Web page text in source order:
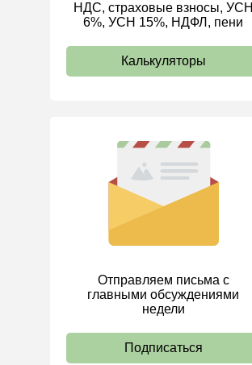
ИП
НДС, страховые взносы, УСН
6%, УСН 15%, НДФЛ, пени
Калькуляторы
Отправляем письма с
главными обсуждениями
недели
Подписаться